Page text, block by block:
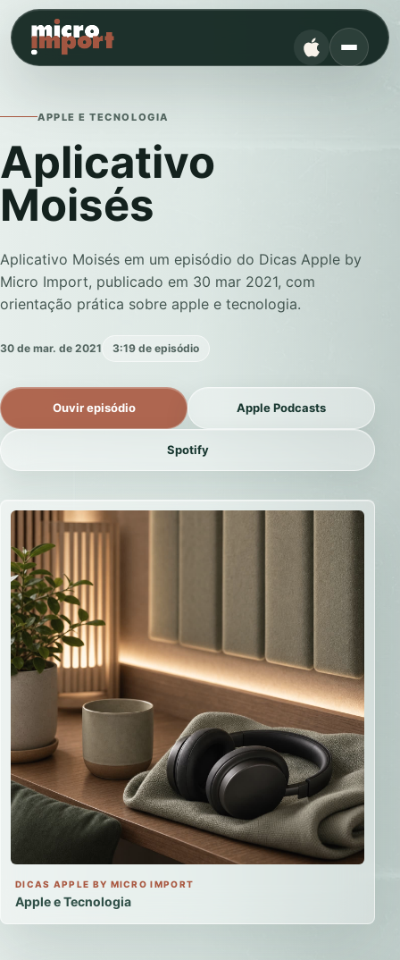
APPLE E TECNOLOGIA
Aplicativo
Moisés
Aplicativo Moisés em um episódio do Dicas Apple by
Micro Import, publicado em 30 mar 2021, com
orientação prática sobre apple e tecnologia.
30 de mar. de 2021 3:19 de episódio
Ouvir episódio Apple Podcasts
Spotify
DICAS APPLE BY MICRO IMPORT
Apple e Tecnologia